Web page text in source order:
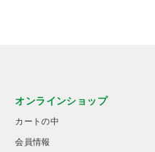
オンラインショップ
カートの中
会員情報